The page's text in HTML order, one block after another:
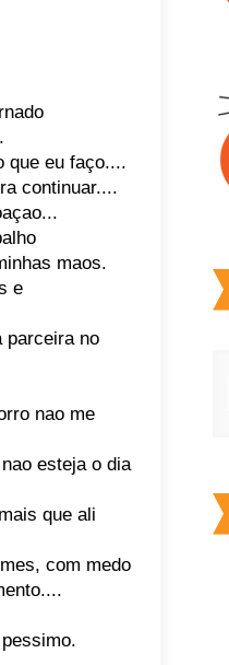
que eu faço....
continuar....
maos.
e
parceira no
nao me
esteja o dia
que ali
com medo